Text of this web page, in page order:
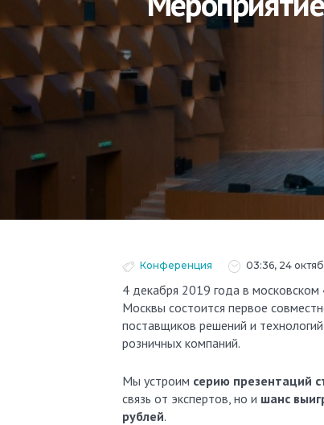
03:36, 24
Конференция
4 декабря 2019 года в московском
Москвы состоится первое
поставщиков решений и
розничных компаний.
Мы устроим серию презентаций
связь от экспертов, но и шанс
рублей.